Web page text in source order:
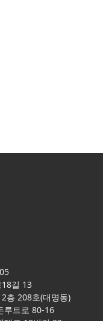
길 13
층 208호(대명동)
루트로 80-16